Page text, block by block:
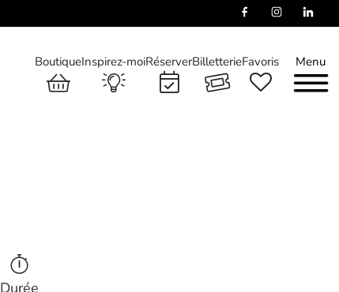
Menu
BoutiqueInspirez-moiRéserverBilletterieFavoris
Durée